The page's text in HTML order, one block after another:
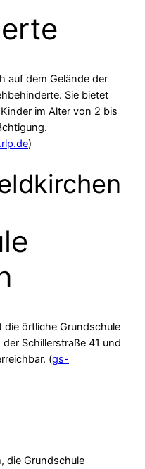
auf dem Gelände der
Sie bietet
im Alter von 2 bis
)
die örtliche Grundschule
Schillerstraße 41 und
(gs-
die Grundschule